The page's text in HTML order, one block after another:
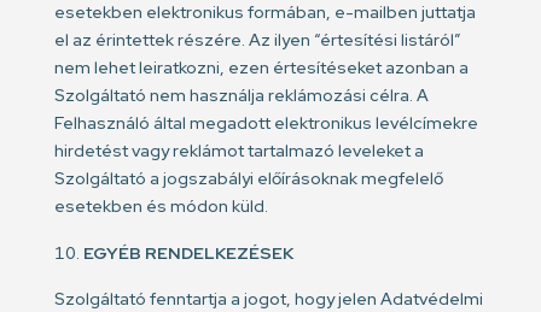
esetekben elektronikus formában, e-mailben juttatja
el az érintettek részére. Az ilyen “értesítési listáról”
nem lehet leiratkozni, ezen értesítéseket azonban a
Szolgáltató nem használja reklámozási célra. A
Felhasználó által megadott elektronikus levélcímekre
hirdetést vagy reklámot tartalmazó leveleket a
Szolgáltató a jogszabályi előírásoknak megfelelő
esetekben és módon küld.
EGYÉB RENDELKEZÉSEK
Szolgáltató fenntartja a jogot, hogy jelen Adatvédelmi